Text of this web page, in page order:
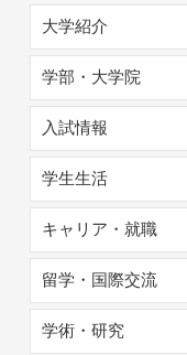
大学紹介
学部・大学院
入試情報
学生生活
キャリア・就職
留学・国際交流
学術・研究